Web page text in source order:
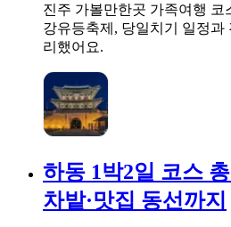
진주 가볼만한곳 가족여행 코
강유등축제, 당일치기 일정과
리했어요.
하동 1박2일 코스
차밭·맛집 동선까지